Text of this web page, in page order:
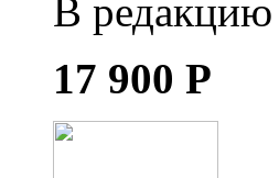
В
17 900 Р